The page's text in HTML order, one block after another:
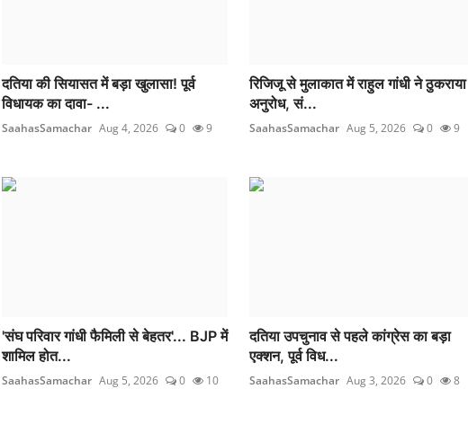
दतिया की सियासत में बड़ा खुलासा! पूर्व
विधायक का दावा- ...
SaahasSamachar Aug 4, 2026 0 9
रिजिजू से मुलाकात में राहुल गांधी ने ठुकराया
अनुरोध, सं...
SaahasSamachar Aug 5, 2026 0 9
'संघ परिवार गांधी फैमिली से बेहतर'... BJP में
शामिल होत...
SaahasSamachar Aug 5, 2026 0 10
दतिया उपचुनाव से पहले कांग्रेस का बड़ा
एक्शन, पूर्व विध...
SaahasSamachar Aug 3, 2026 0 8